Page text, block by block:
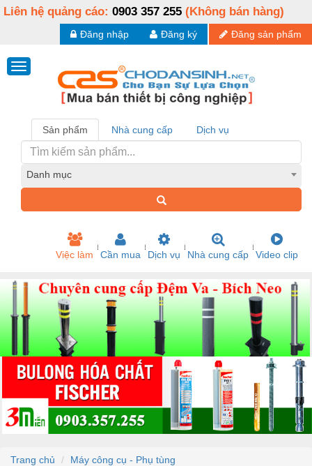
Liên hệ quảng cáo: 0903 357 255 (Không bán hàng)
Đăng sản phẩm
Đăng ký
Đăng nhập
Sản phẩm Nhà cung cấp Dịch vụ
Danh mục
Việc làm Cần mua Dịch vụ Nhà cung cấp Video clip
Trang chủ
Máy công cụ - Phụ tùng